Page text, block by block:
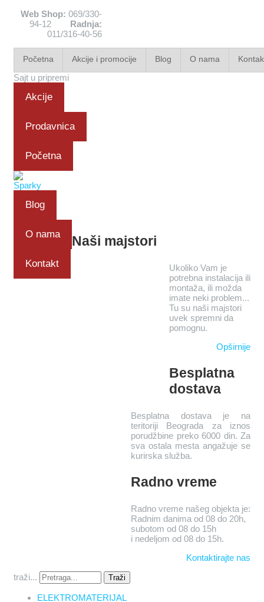
Web Shop: 069/330-
94-12 Radnja:
011/316-40-56
Početna Akcije i promocije Blog O nama
Sajt u pripremi
Akcije
Prodavnica
Početna
Blog
O nama
Kontakt
Naši majstori
Ukoliko Vam je
potrebna instalacija ili
montaža, ili možda
imate neki problem...
Tu su naši majstori
uvek spremni da
pomognu.
Opširnije
Besplatna
dostava
Besplatna dostava je na
teritoriji Beograda za iznos
porudžbine preko 6000 din. Za
sva ostala mesta angažuje se
kurirska služba.
Radno vreme
Radno vreme našeg objekta je:
Radnim danima od 08 do 20h,
subotom od 08 do 15h
i nedeljom od 08 do 15h.
Kontaktirajte nas
traži...
Traži
ELEKTROMATERIJAL